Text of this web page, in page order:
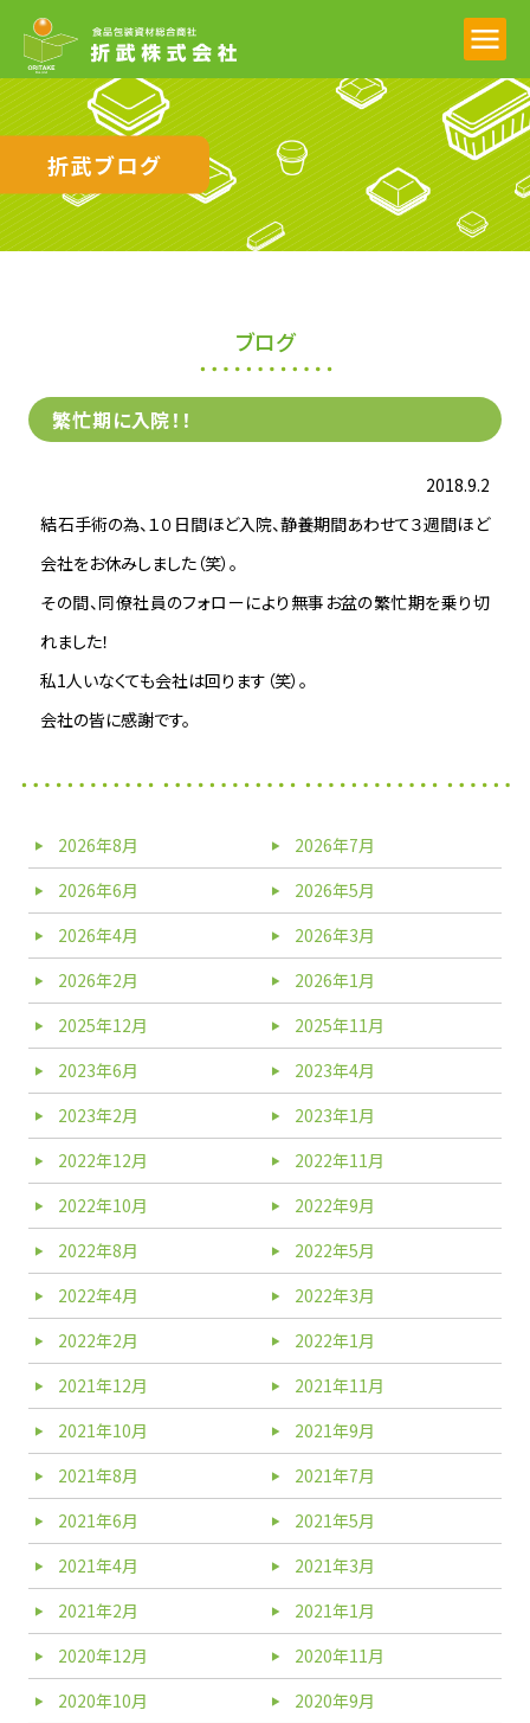
折武ブログ
ブログ
繁忙期に入院！！
2018.9.2
結石手術の為、１０日間ほど入院、静養期間あわせて３週間ほど
会社をお休みしました（笑）。
その間、同僚社員のフォローにより無事お盆の繁忙期を乗り切
れました！
私1人いなくても会社は回ります（笑）。
会社の皆に感謝です。
2026年8月
2026年7月
2026年6月
2026年5月
2026年4月
2026年3月
2026年2月
2026年1月
2025年12月
2025年11月
2023年6月
2023年4月
2023年2月
2023年1月
2022年12月
2022年11月
2022年10月
2022年9月
2022年8月
2022年5月
2022年4月
2022年3月
2022年2月
2022年1月
2021年12月
2021年11月
2021年10月
2021年9月
2021年8月
2021年7月
2021年6月
2021年5月
2021年4月
2021年3月
2021年2月
2021年1月
2020年12月
2020年11月
2020年10月
2020年9月